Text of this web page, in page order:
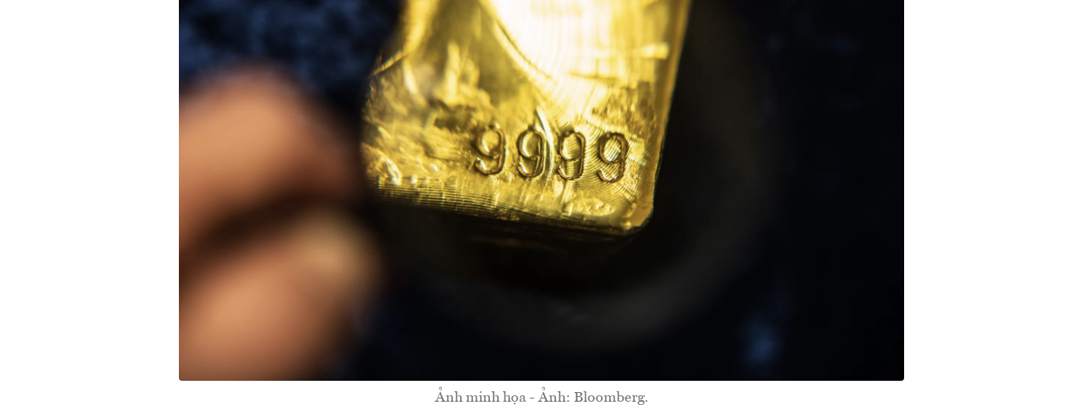
Ảnh minh họa - Ảnh: Bloomberg.